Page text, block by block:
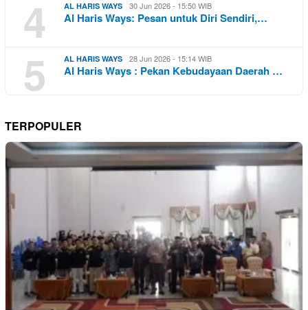
4 AL HARIS WAYS 30 Jun 2026 - 15:50 WIB
Al Haris Ways: Pesan untuk Diri Sendiri,…
5 AL HARIS WAYS 28 Jun 2026 - 15:14 WIB
Al Haris Ways : Pekan Kebudayaan Daerah …
TERPOPULER